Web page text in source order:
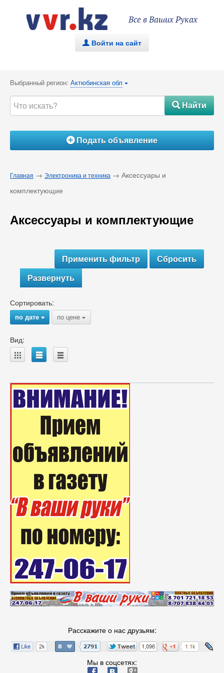
Все в Ваших Руках
. Войти на сайт
Выбранный регион: Актюбинская обл {
#Найти
ÁПодать объявление
Главная → Электроника и техника → Аксессуары и
комплектующие
Аксессуары и комплектующие
Развернуть
Сортировать:
по дате{ по цене {
Вид:
A B C
Расскажите о нас друзьям:
Мы в соцсетях: